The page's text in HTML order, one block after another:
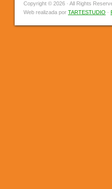
Copyright © 2026 · All Rights
Web realizada por TARTESTUDIO ·